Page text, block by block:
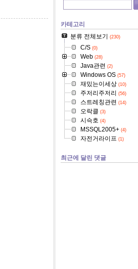
카테고리
분류 전체보기
(230)
C/S(0)
Web(28)
Java관련 (2)
Windows OS(57)
재밌는이세상(10)
주저리주저리 (56)
스트레칭관련 (14)
오락클 (3)
시슥호 (4)
MSSQL2005+(4)
자전거라이프 (1)
최근에 달린 댓글